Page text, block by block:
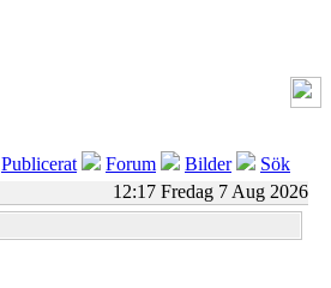
Publicerat Forum Bilder
Sök
12:17 Fredag 7 Aug 2026